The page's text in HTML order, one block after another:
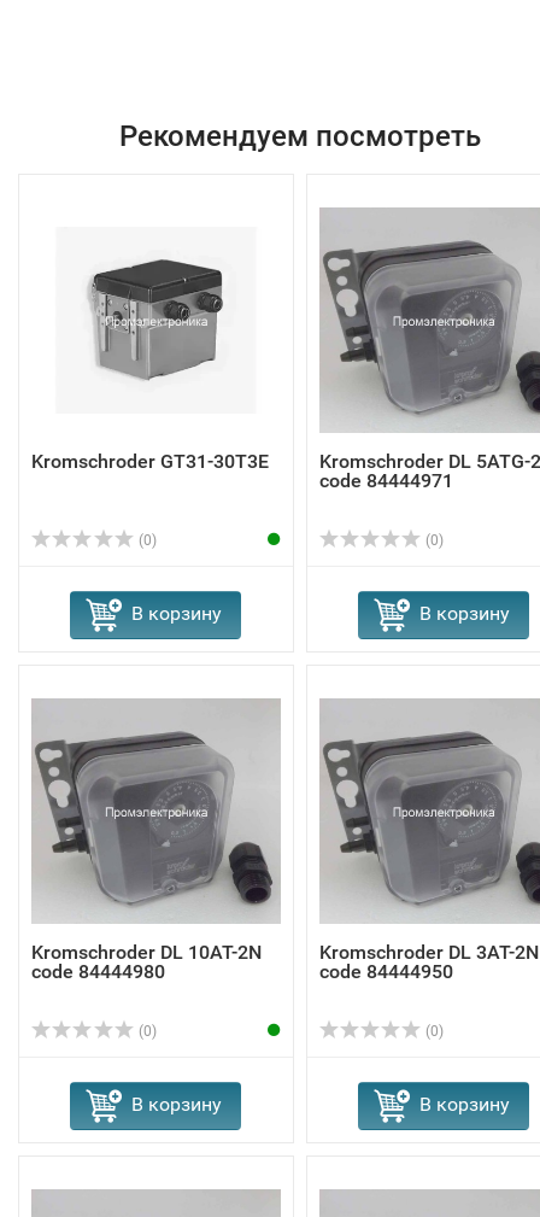
Рекомендуем посмотреть
Kromschroder GT31-30T3E
(0)
В корзину
Kromschroder DL 5ATG-
code 84444971
(0)
В корзину
Kromschroder DL 10AT-2N
code 84444980
(0)
В корзину
Kromschroder DL 3AT-2N
code 84444950
(0)
В корзину